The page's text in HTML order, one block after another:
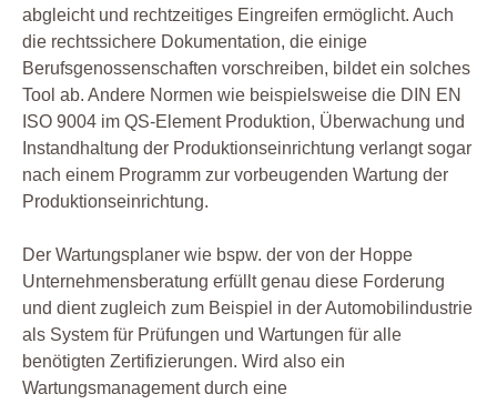
abgleicht und rechtzeitiges Eingreifen ermöglicht. Auch
die rechtssichere Dokumentation, die einige
Berufsgenossenschaften vorschreiben, bildet ein solches
Tool ab. Andere Normen wie beispielsweise die DIN EN
ISO 9004 im QS-Element Produktion, Überwachung und
Instandhaltung der Produktionseinrichtung verlangt sogar
nach einem Programm zur vorbeugenden Wartung der
Produktionseinrichtung.
Der Wartungsplaner wie bspw. der von der Hoppe
Unternehmensberatung erfüllt genau diese Forderung
und dient zugleich zum Beispiel in der Automobilindustrie
als System für Prüfungen und Wartungen für alle
benötigten Zertifizierungen. Wird also ein
Wartungsmanagement durch eine